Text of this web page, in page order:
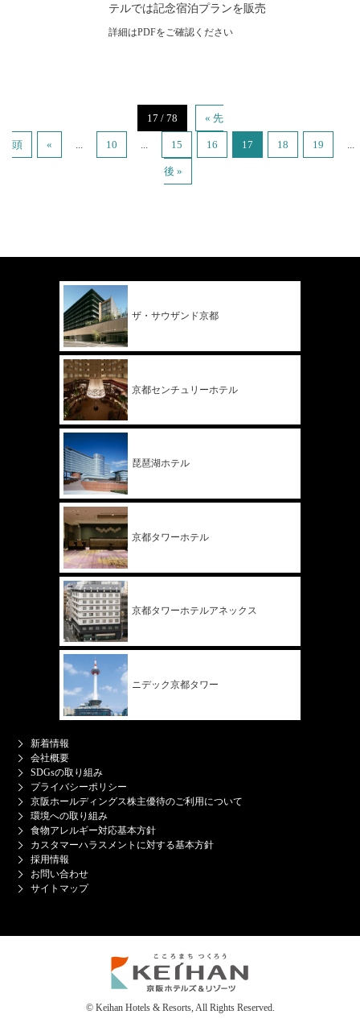
テルでは記念宿泊プランを販売
詳細はPDFをご確認ください
17 / 78 « 先
頭 « ... 10 ... 15 16 17 18 19 ...
後 »
ザ・サウザンド京都
京都センチュリーホテル
琵琶湖ホテル
京都タワーホテル
京都タワーホテルアネックス
ニデック京都タワー
新着情報
会社概要
SDGsの取り組み
プライバシーポリシー
京阪ホールディングス株主優待のご利用について
環境への取り組み
食物アレルギー対応基本方針
カスタマーハラスメントに対する基本方針
採用情報
お問い合わせ
サイトマップ
© Keihan Hotels & Resorts, All Rights Reserved.